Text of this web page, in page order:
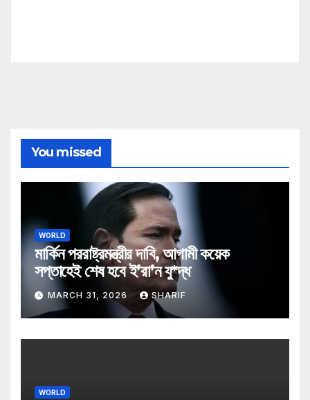
You missed
WORLD
মার্কিন পররাষ্ট্রমন্ত্রীর দাবি, আগামী কয়েক
সপ্তাহেই শেষ হবে ই’রা’ন যু*দ্ধ
MARCH 31, 2026 SHARIF
WORLD